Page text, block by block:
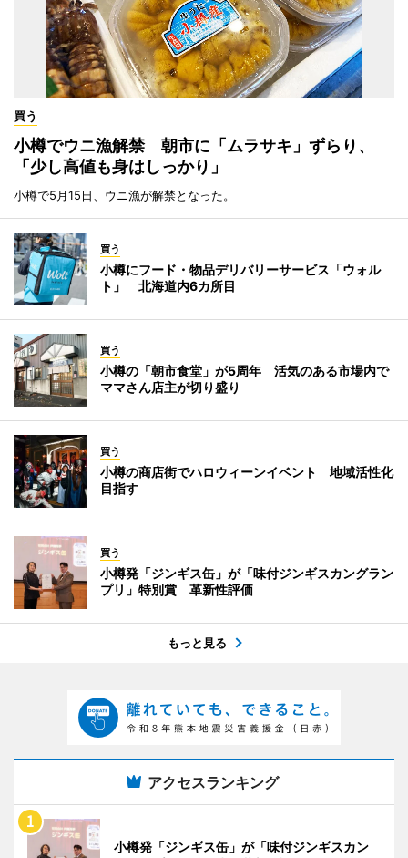
買う
小樽でウニ漁解禁 朝市に「ムラサキ」ずらり、
「少し高値も身はしっかり」
小樽で5月15日、ウニ漁が解禁となった。
買う
小樽にフード・物品デリバリーサービス「ウォル
ト」 北海道内6カ所目
買う
小樽の「朝市食堂」が5周年 活気のある市場内で
ママさん店主が切り盛り
買う
小樽の商店街でハロウィーンイベント 地域活性化
目指す
買う
小樽発「ジンギス缶」が「味付ジンギスカングラン
プリ」特別賞 革新性評価
もっと見る
アクセスランキング
小樽発「ジンギス缶」が「味付ジンギスカン